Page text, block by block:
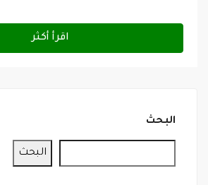
اقرأ أكثر
البحث
البحث